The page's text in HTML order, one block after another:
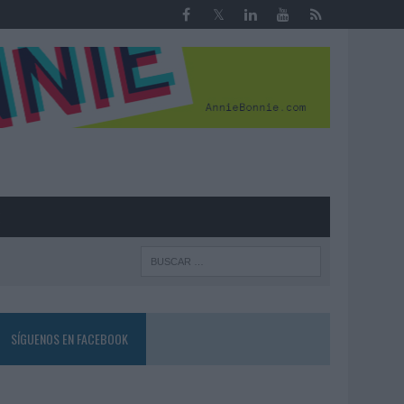
SÍGUENOS EN FACEBOOK